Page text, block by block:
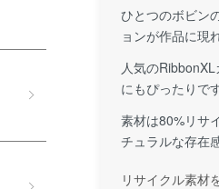
ひとつのボビン
ョンが作品に現
人気の
にもぴったりです
素材は80%リサ
チュラルな存在
リサイクル素材